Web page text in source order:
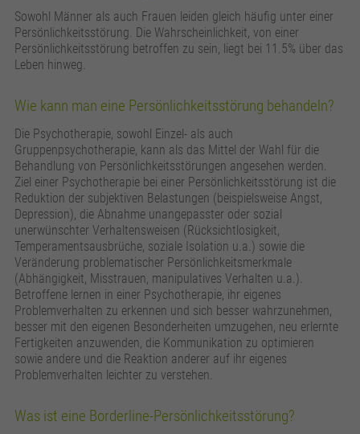
Sowohl Männer als auch Frauen leiden gleich häufig unter einer
Persönlichkeitsstörung. Die Wahrscheinlichkeit, von einer
Persönlichkeitsstörung betroffen zu sein, liegt bei 11.5% über das
Leben hinweg.
Wie kann man eine Persönlichkeitsstörung behandeln?
Die Psychotherapie, sowohl Einzel- als auch
Gruppenpsychotherapie, kann als das Mittel der Wahl für die
Behandlung von Persönlichkeitsstörungen angesehen werden.
Ziel einer Psychotherapie bei einer Persönlichkeitsstörung ist die
Reduktion der subjektiven Belastungen (beispielsweise Angst,
Depression), die Abnahme unangepasster oder sozial
unerwünschter Verhaltensweisen (Rücksichtlosigkeit,
Temperamentsausbrüche, soziale Isolation u.a.) sowie die
Veränderung problematischer Persönlichkeitsmerkmale
(Abhängigkeit, Misstrauen, manipulatives Verhalten u.a.).
Betroffene lernen in einer Psychotherapie, ihr eigenes
Problemverhalten zu erkennen und sich besser wahrzunehmen,
besser mit den eigenen Besonderheiten umzugehen, neu erlernte
Fertigkeiten anzuwenden, die Kommunikation zu optimieren
sowie andere und die Reaktion anderer auf ihr eigenes
Problemverhalten leichter zu verstehen.
Was ist eine Borderline-Persönlichkeitsstörung?